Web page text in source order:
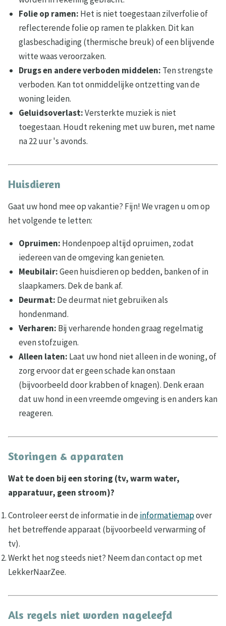
Folie op ramen: Het is niet toegestaan zilverfolie of
reflecterende folie op ramen te plakken. Dit kan
glasbeschadiging (thermische breuk) of een blijvende
witte waas veroorzaken.
Drugs en andere verboden middelen: Ten strengste
verboden. Kan tot onmiddelijke ontzetting van de
woning leiden.
Geluidsoverlast:Versterkte muziek is niet
toegestaan. Houdt rekening met uw buren, met name
na 22 uur 's avonds.
Huisdieren
Gaat uw hond mee op vakantie? Fijn! We vragen u om op
het volgende te letten:
Opruimen: Hondenpoep altijd opruimen, zodat
iedereen van de omgeving kan genieten.
Meubilair:Geen huisdieren op bedden, banken of in
slaapkamers. Dek de bank af.
Deurmat: De deurmat niet gebruiken als
hondenmand.
Verharen: Bij verharende honden graag regelmatig
even stofzuigen.
Alleen laten: Laat uw hond niet alleen in de woning, of
zorg ervoor dat er geen schade kan onstaan
(bijvoorbeeld door krabben of knagen). Denk eraan
dat uw hond in een vreemde omgeving is en anders kan
reageren.
Storingen & apparaten
Wat te doen bij een storing (tv, warm water,
apparatuur, geen stroom)?
Controleer eerst de informatie in de informatiemapover
het betreffende apparaat (bijvoorbeeld verwarming of
tv).
Werkt het nog steeds niet? Neem dan contact op met
LekkerNaarZee.
Als regels niet worden nageleefd